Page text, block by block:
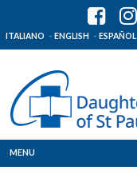
ITALIANO ENGLISH ESPAÑOL
MENU